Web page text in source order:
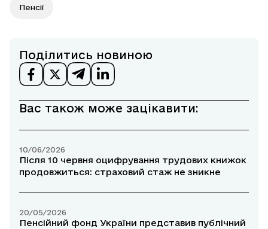
Пенсії
Поділитись новиною
Вас також може зацікавити:
10/06/2026
Після 10 червня оцифрування трудових книжок
продовжиться: страховий стаж не зникне
20/05/2026
Пенсійний фонд України представив публічний